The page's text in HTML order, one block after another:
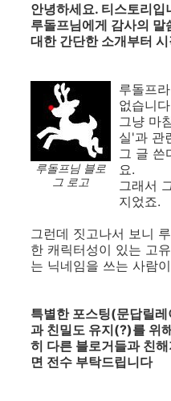
안녕하세요. 티스토리입
루돌프님에게 감사의 말
대한 간단한 소개부터
루돌프님 블로
그 로고
루돌프
없습니
그냥 마
실'과 관
그 글 쓴
요.
그래서
지었죠.
그런데 짓고나서 보니
한 캐릭터성이 있는 고
는 닉네임을 쓰는 사람
특별한 포스팅(문답릴
과 친밀도 유지(?)를 위
히 다른 블로거들과 친
면 전수 부탁드립니다